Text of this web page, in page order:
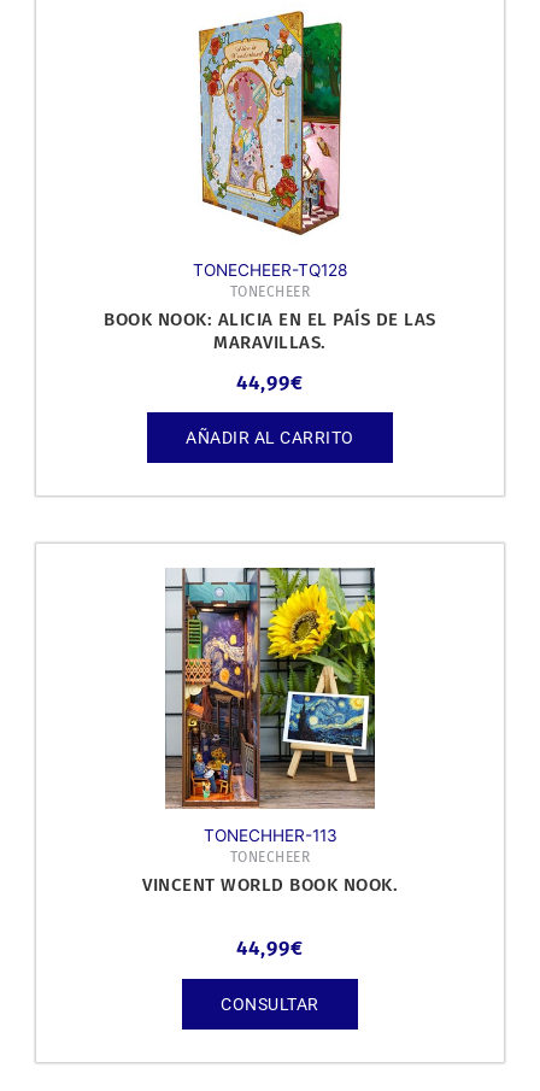
TONECHEER-TQ128
TONECHEER
BOOK NOOK: ALICIA EN EL PAÍS DE LAS
MARAVILLAS.
44,99€
AÑADIR AL CARRITO
TONECHHER-113
TONECHEER
VINCENT WORLD BOOK NOOK.
44,99€
CONSULTAR